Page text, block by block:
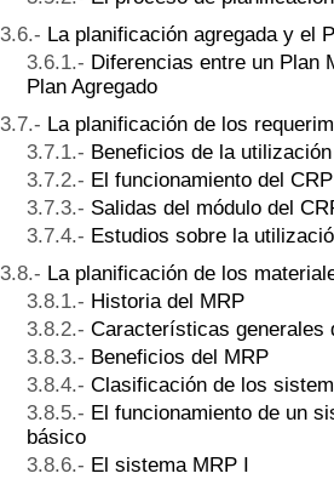
La planificación agregada y el
Diferencias entre un Plan
Plan Agregado
La planificación de los
Beneficios de la
El funcionamiento del CRP
Salidas del módulo del
Estudios sobre la
La planificación de los
Historia del MRP
Características generales
Beneficios del MRP
Clasificación de los
El funcionamiento de un
básico
El sistema MRP I